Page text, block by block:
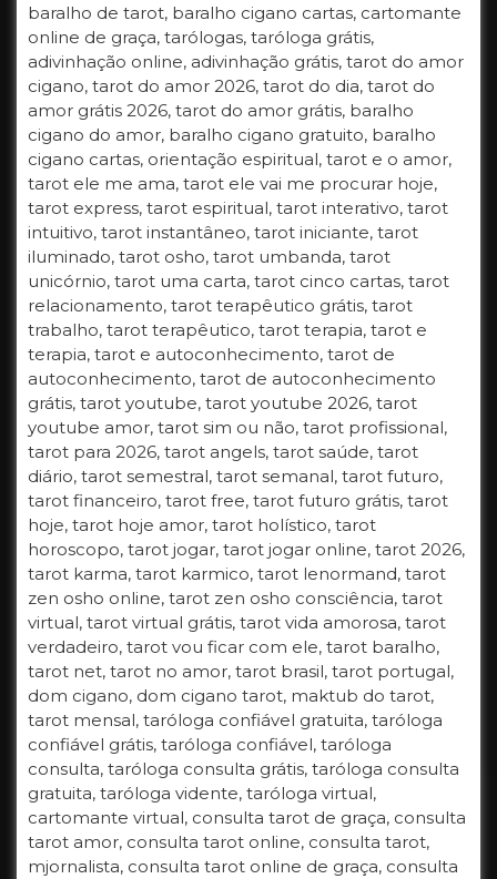
baralho de tarot, baralho cigano cartas, cartomante
online de graça, tarólogas, taróloga grátis,
adivinhação online, adivinhação grátis, tarot do amor
cigano, tarot do amor 2026, tarot do dia, tarot do
amor grátis 2026, tarot do amor grátis, baralho
cigano do amor, baralho cigano gratuito, baralho
cigano cartas, orientação espiritual, tarot e o amor,
tarot ele me ama, tarot ele vai me procurar hoje,
tarot express, tarot espiritual, tarot interativo, tarot
intuitivo, tarot instantâneo, tarot iniciante, tarot
iluminado, tarot osho, tarot umbanda, tarot
unicórnio, tarot uma carta, tarot cinco cartas, tarot
relacionamento, tarot terapêutico grátis, tarot
trabalho, tarot terapêutico, tarot terapia, tarot e
terapia, tarot e autoconhecimento, tarot de
autoconhecimento, tarot de autoconhecimento
grátis, tarot youtube, tarot youtube 2026, tarot
youtube amor, tarot sim ou não, tarot profissional,
tarot para 2026, tarot angels, tarot saúde, tarot
diário, tarot semestral, tarot semanal, tarot futuro,
tarot financeiro, tarot free, tarot futuro grátis, tarot
hoje, tarot hoje amor, tarot holístico, tarot
horoscopo, tarot jogar, tarot jogar online, tarot 2026,
tarot karma, tarot karmico, tarot lenormand, tarot
zen osho online, tarot zen osho consciência, tarot
virtual, tarot virtual grátis, tarot vida amorosa, tarot
verdadeiro, tarot vou ficar com ele, tarot baralho,
tarot net, tarot no amor, tarot brasil, tarot portugal,
dom cigano, dom cigano tarot, maktub do tarot,
tarot mensal, taróloga confiável gratuita, taróloga
confiável grátis, taróloga confiável, taróloga
consulta, taróloga consulta grátis, taróloga consulta
gratuita, taróloga vidente, taróloga virtual,
cartomante virtual, consulta tarot de graça, consulta
tarot amor, consulta tarot online, consulta tarot,
mjornalista, consulta tarot online de graça, consulta